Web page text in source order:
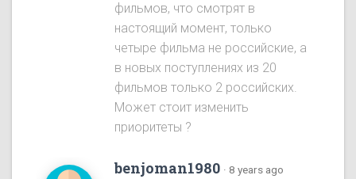
фильмов, что смотрят в
настоящий момент, только
четыре фильма не российские, а
в новых поступлениях из 20
фильмов только 2 российских.
Может стоит изменить
приоритеты ?
benjoman1980 · 8 years ago